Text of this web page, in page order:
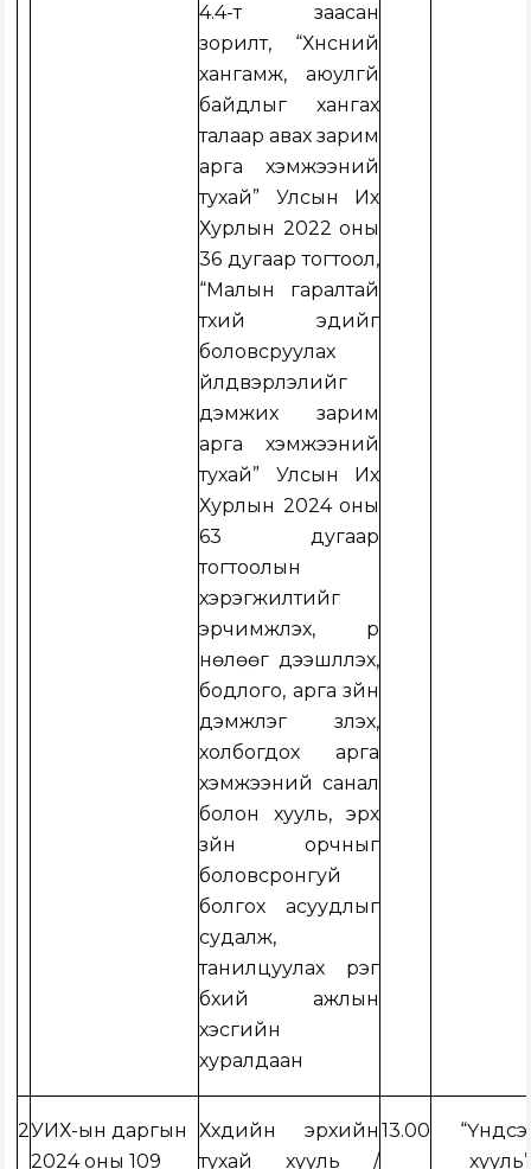
4.4-т заасан
зорилт, “Хүнсний
хангамж, аюулгүй
байдлыг хангах
талаар авах зарим
арга хэмжээний
тухай” Улсын Их
Хурлын 2022 оны
36 дугаар тогтоол,
“Малын гаралтай
түүхий эдийг
боловсруулах
үйлдвэрлэлийг
дэмжих зарим
арга хэмжээний
тухай” Улсын Их
Хурлын 2024 оны
63 дугаар
тогтоолын
хэрэгжилтийг
эрчимжүүлэх, үр
нөлөөг дээшлүүлэх,
бодлого, арга зүйн
дэмжлэг үзүүлэх,
холбогдох арга
хэмжээний санал
болон хууль, эрх
зүйн орчныг
боловсронгуй
болгох асуудлыг
судалж,
танилцуулах үүрэг
бүхий ажлын
хэсгийн
хуралдаан
2УИХ-ын даргын
2024 оны 109
Хүүхдийн эрхийн
тухай хууль /
13.00
хууль”